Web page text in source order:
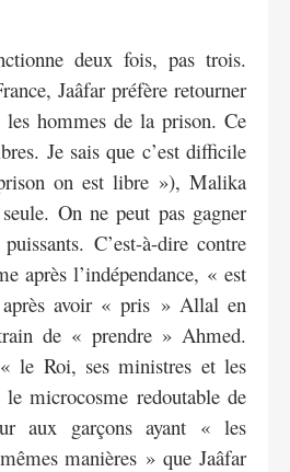
deux fois, pas trois.
Jaâfar préfère retourner
hommes de la prison. Ce
Je sais que c’est difficile
on est libre »), Malika
On ne peut pas gagner
C’est-à-dire contre
après l’indépendance, « est
avoir « pris » Allal en
de « prendre » Ahmed.
le Roi, ses ministres et les
microcosme redoutable de
aux garçons ayant « les
manières » que Jaâfar